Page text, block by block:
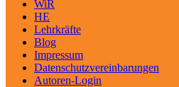
WiR
HE
Lehrkräfte
Blog
Impressum
Datenschutzvereinbarungen
Autoren-Login